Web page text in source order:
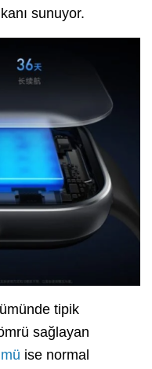
sunuyor.
tipik
sağlayan
ise normal